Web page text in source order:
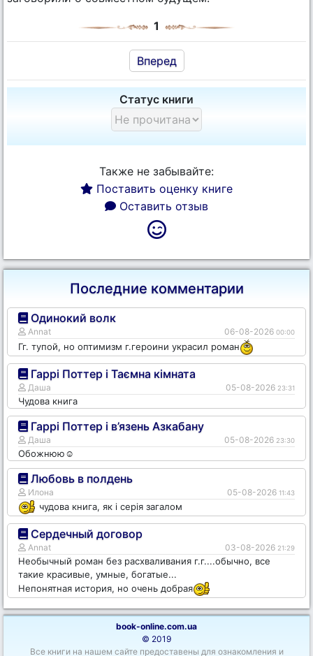
1
Вперед
Статус книги
Также не забывайте:
Поставить оценку книге
Оставить отзыв
Последние комментарии
Одинокий волк
Annat 06-08-2026 00:00
Гг. тупой, но оптимизм г.героини украсил роман
Гаррі Поттер і Таємна кімната
Даша 05-08-2026 23:31
Чудова книга
Гаррі Поттер і в’язень Азкабану
Даша 05-08-2026 23:30
Обожнюю☺️
Любовь в полдень
Илона 05-08-2026 11:43
чудова книга, як і серія загалом
Сердечный договор
Annat 03-08-2026 21:29
Необычный роман без расхваливания г.г....обычно, все
такие красивые, умные, богатые...
Непонятная история, но очень добрая
book-online.com.ua
© 2019
Все книги на нашем сайте предоставены для ознакомления и